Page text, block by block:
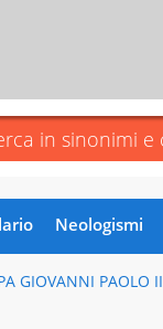
Neologismi
GIOVANNI PAOLO II